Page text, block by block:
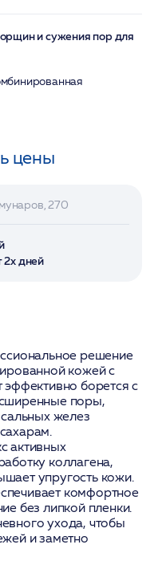
и сужения пор для
цены
270
2х дней
решение
кожей с
эффективно борется с
поры,
желез
активных
коллагена,
упругость кожи.
комфортное
без липкой пленки.
ухода, чтобы
и заметно